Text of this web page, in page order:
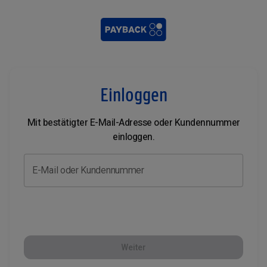
Einloggen
Mit bestätigter E-Mail-Adresse oder Kundennummer
einloggen.
E-Mail oder Kundennummer
Weiter